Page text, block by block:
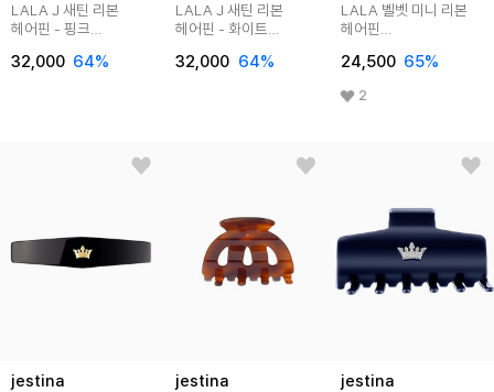
LALA J 새틴 리본
헤어핀 - 핑크
32,000 64%
LALA J 새틴 리본
헤어핀 - 화이트
32,000 64%
LALA 벨벳 미니 리본
헤어핀
24,500 65%
2
jestina jestina jestina